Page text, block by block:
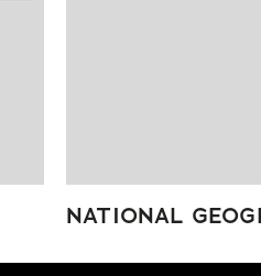
NATIONAL